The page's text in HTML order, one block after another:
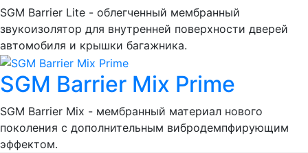
SGM Barrier Lite - облегченный мембранный
звукоизолятор для внутренней поверхности дверей
автомобиля и крышки багажника.
SGM Barrier Mix Prime
SGM Barrier Mix - мембранный материал нового
поколения с дополнительным вибродемпфирующим
эффектом.